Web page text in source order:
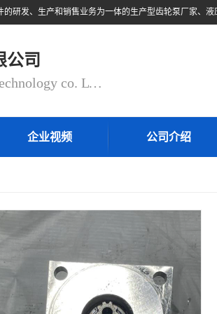
公司
QIANRUIFENG fluid control technology co. LTD
企业视频 公司介绍